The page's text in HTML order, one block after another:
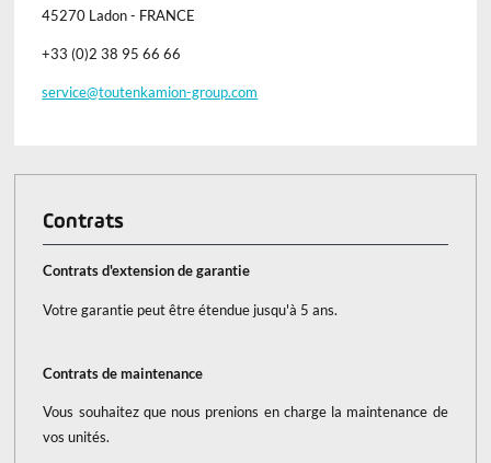
45270 Ladon - FRANCE
+33 (0)2 38 95 66 66
service@toutenkamion-group.com
Contrats
Contrats d'extension de garantie
Votre garantie peut être étendue jusqu'à 5 ans.
Contrats de maintenance
Vous souhaitez que nous prenions en charge la maintenance de
vos unités.